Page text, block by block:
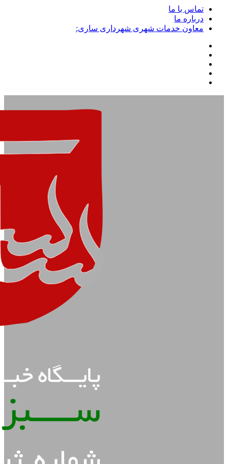
تماس با ما
درباره ما
معاون خدمات شهری شهرداری ساری: